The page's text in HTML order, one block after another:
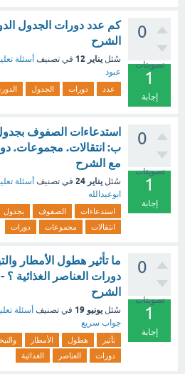
0
تصويتات
1
إجابة
كم عدد دورات الجدول
الشرح
سُئل يناير 12 في تصنيف أسئلة
عبود
عدد دورات الجدول
0
تصويتات
1
إجابة
استدعاءات الصفوف
ب: انتقالات. مجموعات.
مع الشرح
سُئل يناير 24 في تصنيف أسئلة
ابوعبدالله
استدعاءات الصفوف بجدول
انتقالات
مجموعات دورات
0
تصويتات
1
إجابة
ما تأثير هطول الأمطار
دورات العناصر الغذائية ؟
الشرح
سُئل يونيو 19 في تصنيف أسئلة
جواب سريع
تأثير هطول الأمطار
دورات
العناصر الغذائية